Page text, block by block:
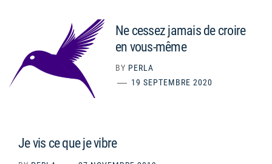
Ne cessez jamais de croire
en vous-même
BY PERLA
19 SEPTEMBRE 2020
Je vis ce que je vibre